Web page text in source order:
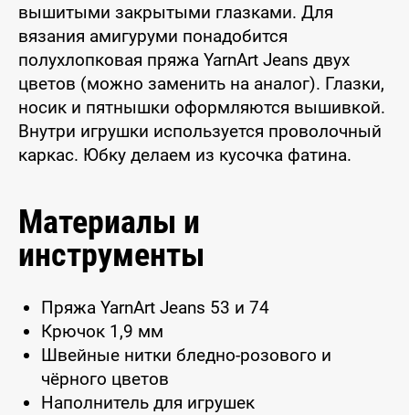
вышитыми закрытыми глазками. Для
вязания амигуруми понадобится
полухлопковая пряжа YarnArt Jeans двух
цветов (можно заменить на аналог). Глазки,
носик и пятнышки оформляются вышивкой.
Внутри игрушки используется проволочный
каркас. Юбку делаем из кусочка фатина.
Материалы и
инструменты
Пряжа YarnArt Jeans 53 и 74
Крючок 1,9 мм
Швейные нитки бледно-розового и
чёрного цветов
Наполнитель для игрушек